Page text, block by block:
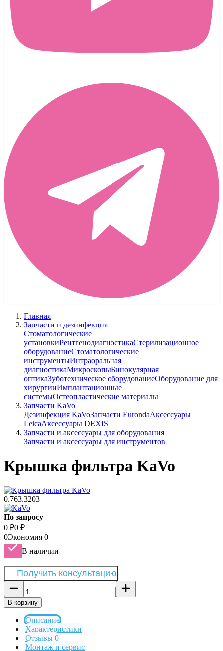
Главная
Запчасти и дезинфекция
Стоматологические
установкиРентгенодиагностикаСтерилизационное
оборудованиеСтоматологические
инструментыИнтраоральная
диагностикаМикроскопыБинокулярная
оптикаЗуботехническое оборудованиеОборудование для
хирургииИмплантационные
системыОстеопластические материалы
Запчасти KaVo
Дезинфекция KaVoЗапчасти EurondaАксессуары
LeicaАксессуары DEXIS
Запчасти и аксессуары для оборудования
Запчасти и аксессуары для инструментов
Крышка фильтра KaVo
0.763.3203
По запросу
0 ₽0 ₽
0Экономия 0
В наличии
Получить консультацию
В корзину
Описание
Характеристики
Отзывы 0
Монтаж и сервис